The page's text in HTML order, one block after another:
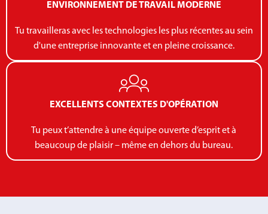
ENVIRONNEMENT DE TRAVAIL MODERNE
Tu travailleras avec les technologies les plus récentes au sein
d'une entreprise innovante et en pleine croissance.
EXCELLENTS CONTEXTES D'OPÉRATION
Tu peux t’attendre à une équipe ouverte d’esprit et à
beaucoup de plaisir – même en dehors du bureau.